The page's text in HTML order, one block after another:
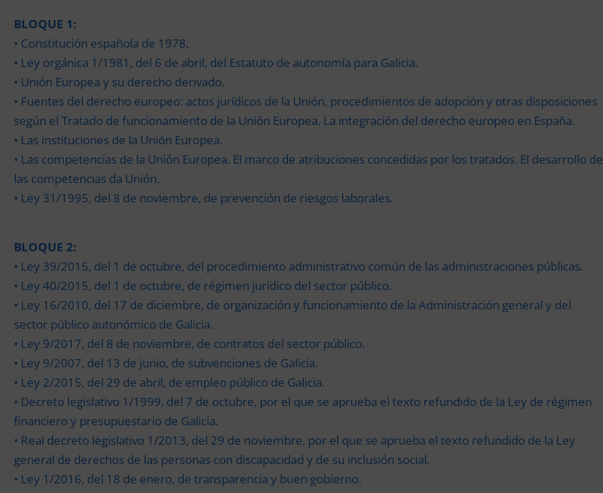
BLOQUE 1:
• Constitución española de 1978.
• Ley orgánica 1/1981, del 6 de abril, del Estatuto de autonomía para Galicia.
• Unión Europea y su derecho derivado.
• Fuentes del derecho europeo: actos jurídicos de la Unión, procedimientos de adopción y otras disposiciones
según el Tratado de funcionamiento de la Unión Europea. La integración del derecho europeo en España.
• Las instituciones de la Unión Europea.
• Las competencias de la Unión Europea. El marco de atribuciones concedidas por los tratados. El desarrollo de
las competencias da Unión.
• Ley 31/1995, del 8 de noviembre, de prevención de riesgos laborales.
BLOQUE 2:
• Ley 39/2015, del 1 de octubre, del procedimiento administrativo común de las administraciones públicas.
• Ley 40/2015, del 1 de octubre, de régimen jurídico del sector público.
• Ley 16/2010, del 17 de diciembre, de organización y funcionamiento de la Administración general y del
sector público autonómico de Galicia.
• Ley 9/2017, del 8 de noviembre, de contratos del sector público.
• Ley 9/2007, del 13 de junio, de subvenciones de Galicia.
• Ley 2/2015, del 29 de abril, de empleo público de Galicia.
• Decreto legislativo 1/1999, del 7 de octubre, por el que se aprueba el texto refundido de la Ley de régimen
financiero y presupuestario de Galicia.
• Real decreto legislativo 1/2013, del 29 de noviembre, por el que se aprueba el texto refundido de la Ley
general de derechos de las personas con discapacidad y de su inclusión social.
• Ley 1/2016, del 18 de enero, de transparencia y buen gobierno.